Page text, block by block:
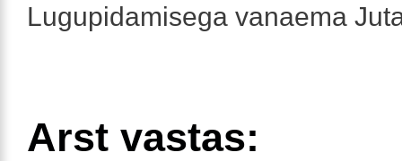
Lugupidamisega vanaema
Arst vastas: